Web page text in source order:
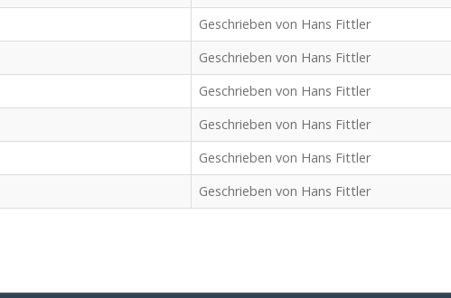
Geschrieben von Hans Fittler
Geschrieben von Hans Fittler
Geschrieben von Hans Fittler
Geschrieben von Hans Fittler
Geschrieben von Hans Fittler
Geschrieben von Hans Fittler